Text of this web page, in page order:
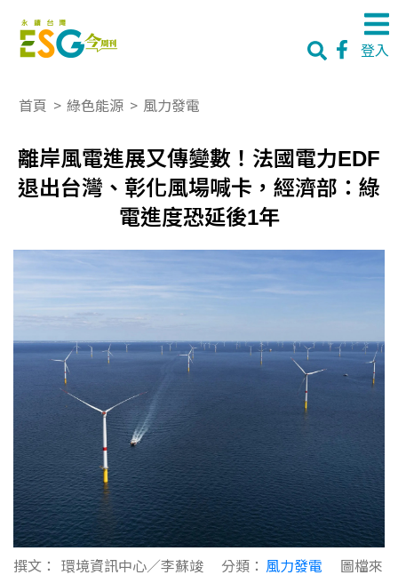
登入
首頁 > 綠色能源 > 風力發電
離岸風電進展又傳變數！法國電力EDF
退出台灣、彰化風場喊卡，經濟部：綠
電進度恐延後1年
撰文： 環境資訊中心／李蘇竣 分類： 風力發電
圖檔來